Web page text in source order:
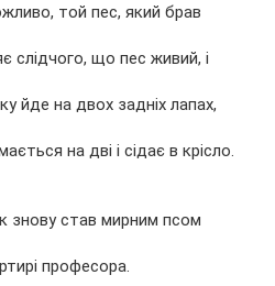
той пес, який брав
слідчого, що пес живий, і
йде на двох задніх лапах,
на дві і сідає в крісло.
знову став мирним псом
професора.